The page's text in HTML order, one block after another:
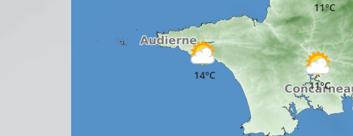
14°C
11°C
11°C